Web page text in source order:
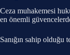
Ceza muhakemesi
en önemli
Sanığın sahip olduğu